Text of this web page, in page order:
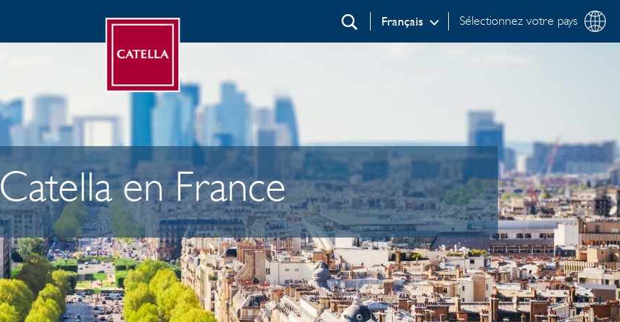
Sélectionnez votre pays
Français
Recherche
Catella en France